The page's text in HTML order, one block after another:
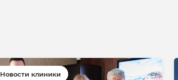
Новости клиники